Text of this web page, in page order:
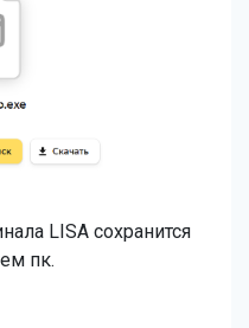
LISA сохранится
пк.